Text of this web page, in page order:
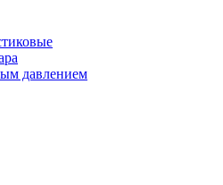
давлением